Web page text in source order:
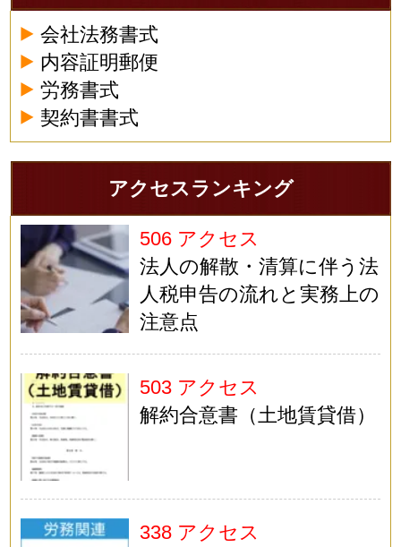
会社法務書式
内容証明郵便
労務書式
契約書書式
アクセスランキング
506 アクセス
法人の解散・清算に伴う法
人税申告の流れと実務上の
注意点
503 アクセス
解約合意書（土地賃貸借）
338 アクセス